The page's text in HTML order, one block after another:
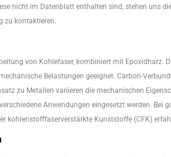
nicht im Datenblatt enthalten sind, stehen uns
zu kontaktieren.
von Kohlefaser, kombiniert mit Epoxidharz.
Belastungen geeignet. Carbon-
zu Metallen variieren die mechanischen
Anwendungen eingesetzt werden.
kohlenstofffaserverstärkte Kunststoffe (CFK)